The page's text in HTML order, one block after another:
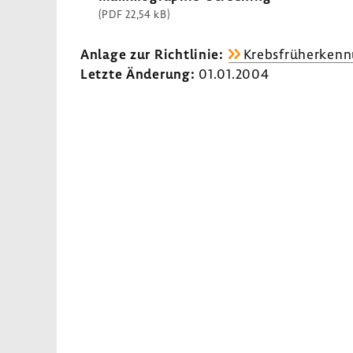
(PDF 22,54 kB)
Anlage zur Richt­linie:
Letzte Ände­rung: 01.01.2004